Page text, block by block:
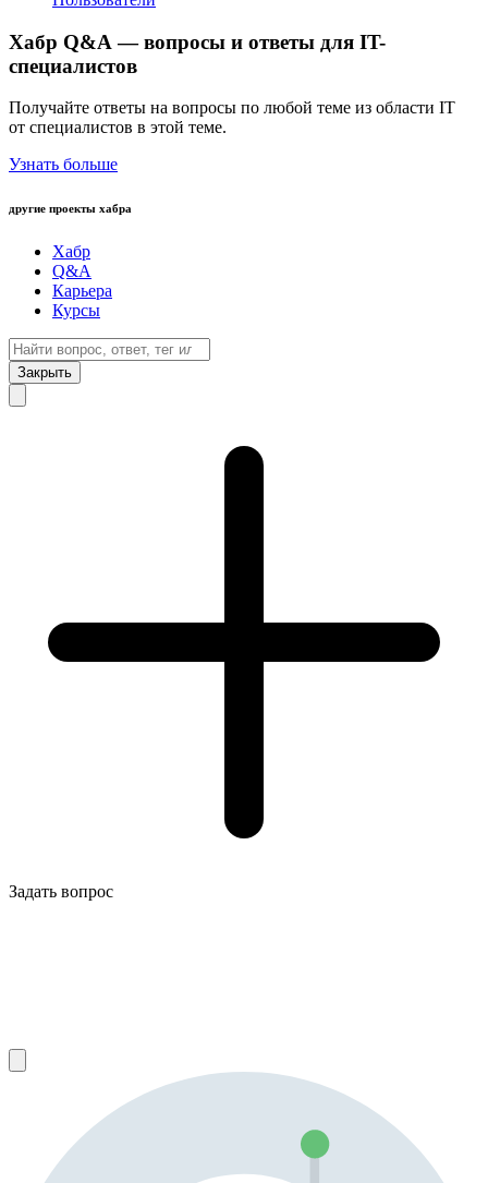
Хабр Q&A — вопросы и ответы для IT-
специалистов
Получайте ответы на вопросы по любой теме из области IT
от специалистов в этой теме.
Узнать больше
другие проекты хабра
Хабр
Q&A
Карьера
Курсы
Закрыть
Задать вопрос